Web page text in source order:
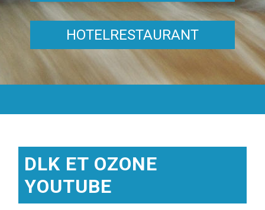
HOTELRESTAURANT
DLK ET OZONE
YOUTUBE